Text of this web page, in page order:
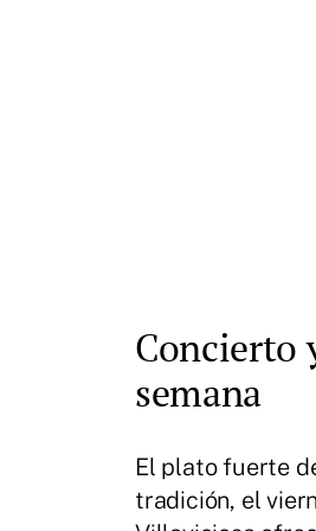
Concierto
semana
El plato fuerte
tradición, el